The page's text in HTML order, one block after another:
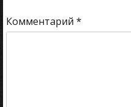
Комментарий *